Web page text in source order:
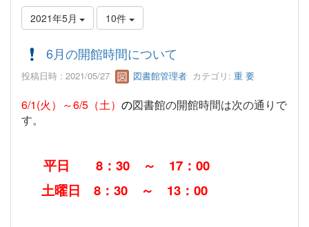
2021年5月 10件
6月の開館時間について
投稿日時 : 2021/05/27 図書館管理者 カテゴリ: 重 要
6/1(火）～6/5 （土） の図書館の開館時間は次の通りで
す。
平日 8 ： 30 ～ 17 ： 00
土曜日 8 ： 30 ～ 13 ： 00